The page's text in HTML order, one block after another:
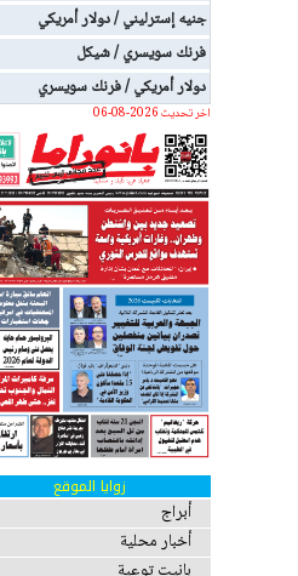
جنيه إسترليني / دولار أمريكي
فرنك سويسري / شيكل
دولار أمريكي / فرنك سويسري
اخر تحديث 2026-08-06
زوايا الموقع
أبراج
أخبار محلية